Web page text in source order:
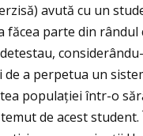
avută cu un
făcea parte din rândul
a perpetua un
populaţiei într-o
de acest